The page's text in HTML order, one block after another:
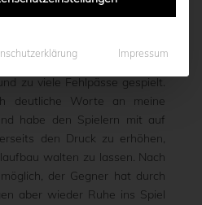
in der ersten Halbzeit viel
zu viele Fehlpässe gespielt.
deutliche Worte an meine
habe den Spielern mit auf
den Druck zu erhöhen,
walten zu lassen. Nach
der Gegner hat durch
aber wieder Ruhe ins Spiel
Impressum